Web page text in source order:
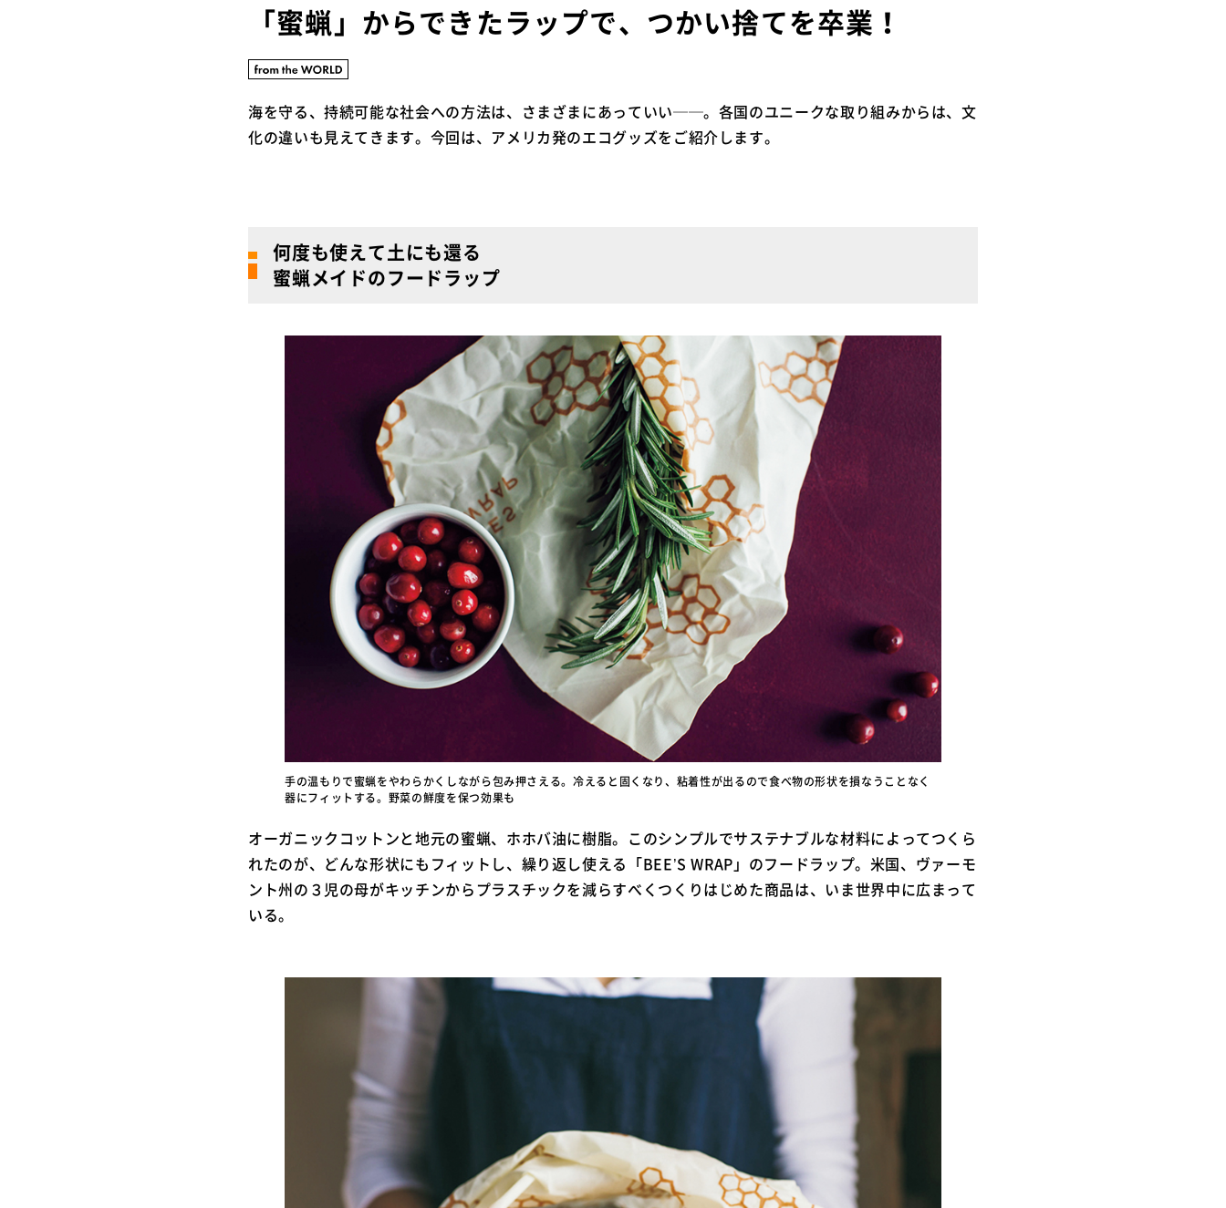
「蜜蝋」からできたラップで、つかい捨てを卒業！
海を守る、持続可能な社会への方法は、さまざまにあっていい──。各国のユニークな取り組みからは、文
化の違いも見えてきます。今回は、アメリカ発のエコグッズをご紹介します。
何度も使えて土にも還る
蜜蝋メイドのフードラップ
手の温もりで蜜蝋をやわらかくしながら包み押さえる。冷えると固くなり、粘着性が出るので食べ物の形状を損なうことなく
器にフィットする。野菜の鮮度を保つ効果も
オーガニックコットンと地元の蜜蝋、ホホバ油に樹脂。このシンプルでサステナブルな材料によってつくら
れたのが、どんな形状にもフィットし、繰り返し使える「BEE’S WRAP」のフードラップ。米国、ヴァーモ
ント州の３児の母がキッチンからプラスチックを減らすべくつくりはじめた商品は、いま世界中に広まって
いる。